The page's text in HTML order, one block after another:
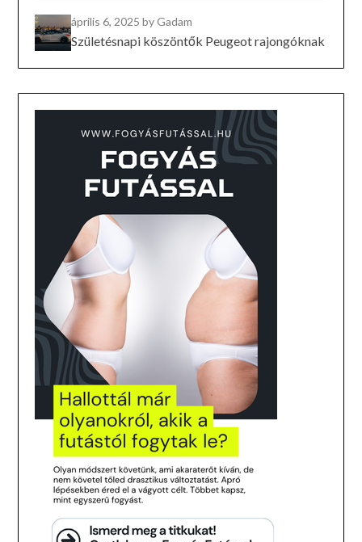
április 6, 2025by Gadam
Születésnapi köszöntők Peugeot rajongóknak